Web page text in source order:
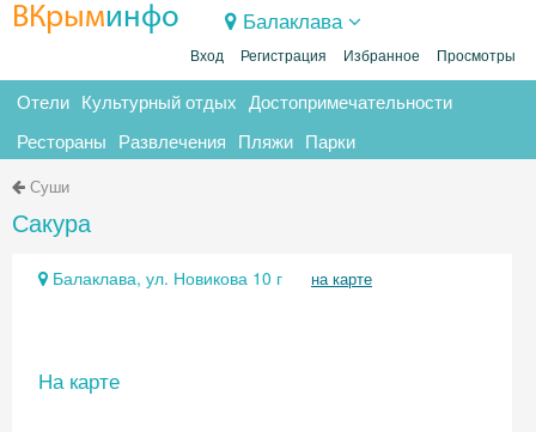
ВКрыминфо Балаклава
Вход Регистрация Избранное Просмотры
Отели Культурный отдых Достопримечательности
Рестораны Развлечения Пляжи Парки
Суши
Сакура
Балаклава, ул. Новикова 10 г на карте
На карте